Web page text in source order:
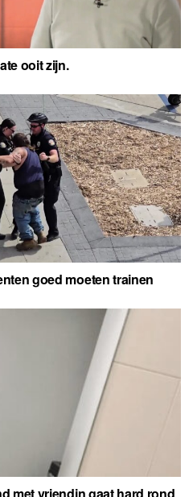
ooit zijn.
goed moeten trainen
met vriendin gaat hard rond